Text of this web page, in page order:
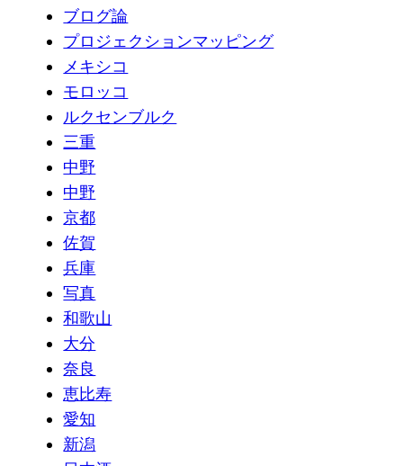
ブログ論
プロジェクションマッピング
メキシコ
モロッコ
ルクセンブルク
三重
中野
中野
京都
佐賀
兵庫
写真
和歌山
大分
奈良
恵比寿
愛知
新潟